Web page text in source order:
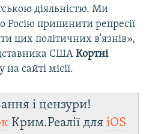
діяльністю. Ми
Росію припинити репресії
цих політичних в'язнів»,
США Кортні
сайті місії.
і цензури!
Крим.Реалії для iOS